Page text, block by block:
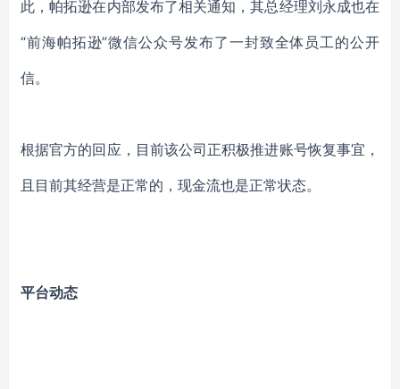
此，帕拓逊在内部发布了相关通知，其总经理刘永成也在
“前海帕拓逊”微信公众号发布了一封致全体员工的公开
信。
根据官方的回应，目前该公司正积极推进账号恢复事宜，
且目前其经营是正常的，现金流也是正常状态。
平台动态